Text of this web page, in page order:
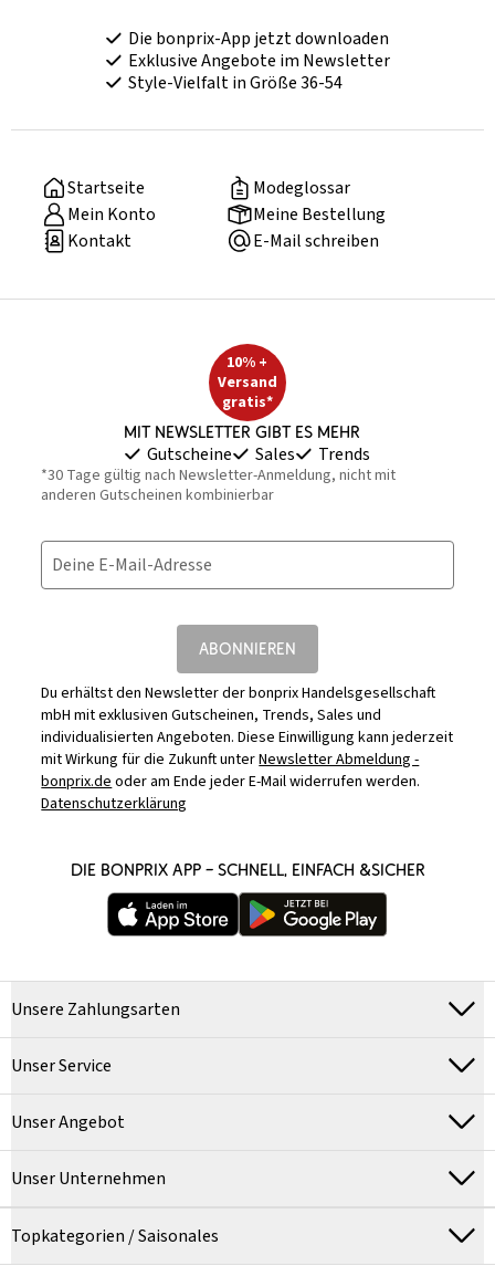
Die bonprix-App jetzt downloaden
Exklusive Angebote im Newsletter
Style-Vielfalt in Größe 36-54
Startseite
Modeglossar
Mein Konto
Meine Bestellung
Kontakt
E-Mail schreiben
10% +
Versand
gratis*
Mit Newsletter gibt es mehr
Gutscheine Sales Trends
*30 Tage gültig nach Newsletter-Anmeldung, nicht mit
anderen Gutscheinen kombinierbar
Deine E-Mail-Adresse
ABONNIEREN
Du erhältst den Newsletter der bonprix Handelsgesellschaft
mbH mit exklusiven Gutscheinen, Trends, Sales und
individualisierten Angeboten. Diese Einwilligung kann jederzeit
mit Wirkung für die Zukunft unterNewsletter Abmeldung -
bonprix.deoder am Ende jeder E-Mail widerrufen werden.
Datenschutzerklärung
DIE BONPRIX APP – SCHNELL, EINFACH &SICHER
Unsere Zahlungsarten
Unser Service
Unser Angebot
Unser Unternehmen
Topkategorien / Saisonales